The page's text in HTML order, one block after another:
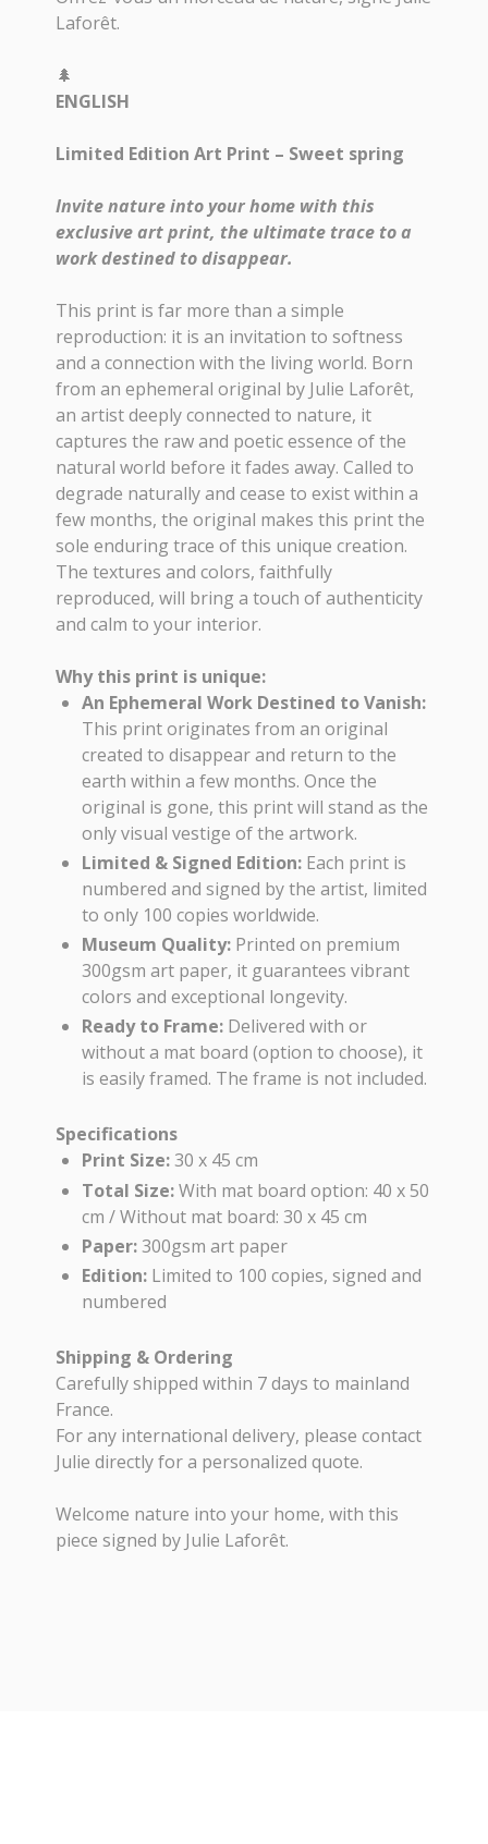
Laforêt.
🌲
ENGLISH
Limited Edition Art Print – Sweet spring
Invite nature into your home with this
exclusive art print, the ultimate trace to a
work destined to disappear.
This print is far more than a simple
reproduction: it is an invitation to softness
and a connection with the living world. Born
from an ephemeral original by Julie Laforêt,
an artist deeply connected to nature, it
captures the raw and poetic essence of the
natural world before it fades away. Called to
degrade naturally and cease to exist within a
few months, the original makes this print the
sole enduring trace of this unique creation.
The textures and colors, faithfully
reproduced, will bring a touch of authenticity
and calm to your interior.
Why this print is unique:
An Ephemeral Work Destined to Vanish:
This print originates from an original
created to disappear and return to the
earth within a few months. Once the
original is gone, this print will stand as the
only visual vestige of the artwork.
Limited & Signed Edition: Each print is
numbered and signed by the artist, limited
to only 100 copies worldwide.
Museum Quality: Printed on premium
300gsm art paper, it guarantees vibrant
colors and exceptional longevity.
Ready to Frame: Delivered with or
without a mat board (option to choose), it
is easily framed. The frame is not included.
Specifications
Print Size:30 x 45 cm
Total Size:With mat board option: 40 x 50
cm / Without mat board: 30 x 45 cm
Paper:300gsm art paper
Edition: Limited to 100 copies, signed and
numbered
Shipping & Ordering
Carefully shipped within 7 days to mainland
France.
For any international delivery, please contact
Julie directly for a personalized quote.
Welcome nature into your home, with this
piece signed by Julie Laforêt.